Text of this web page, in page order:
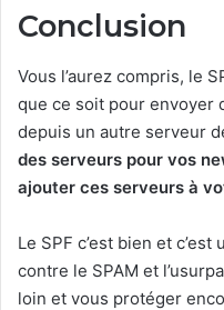
Conclusion
Vous l’aurez compris, le
que ce soit pour envoyer
depuis un autre serveur
des serveurs pour vos
ajouter ces serveurs à
Le SPF c’est bien et
contre le SPAM et
loin et vous protéger